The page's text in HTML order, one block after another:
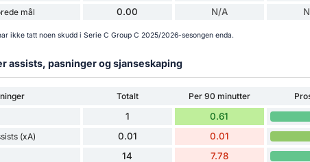
mål 0.00 N/A
ikke tatt noen skudd i Serie C Group C 2025/2026-sesongen enda.
assists, pasninger og sjanseskaping
Totalt Per 90 minutter
1 0.61
(xA) 0.01 0.01
14 7.78